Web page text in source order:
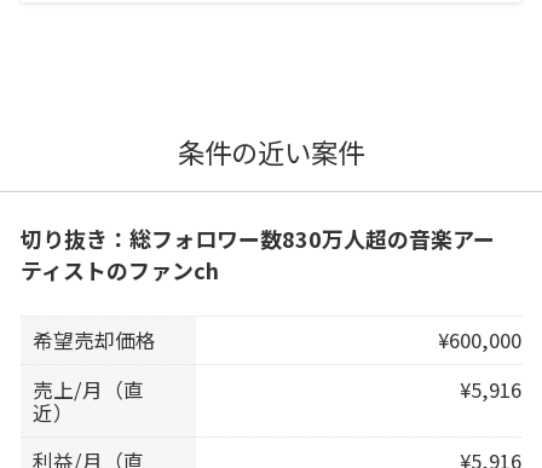
条件の近い案件
切り抜き：総フォロワー数830万人超の音楽アー
ティストのファンch
希望売却価格
¥600,000
売上/月（直
近）
¥5,916
利益/月（直 ¥5,916